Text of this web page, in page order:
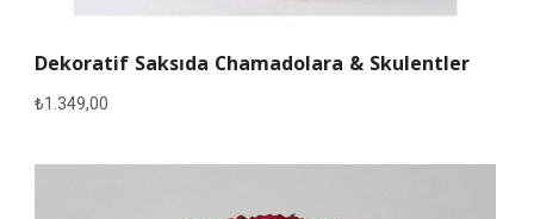
Dekoratif Saksıda Chamadolara & Skulentler
₺1.349,00